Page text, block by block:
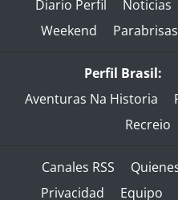
Diario Perfil Noticias
Weekend
Parabrisas
Perfil Brasil:
Aventuras Na Historia
Recreio
Canales RSS
Privacidad
Equipo